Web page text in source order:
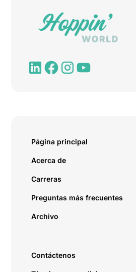
Página principal
Acerca de
Carreras
Preguntas más frecuentes
Archivo
Contáctenos